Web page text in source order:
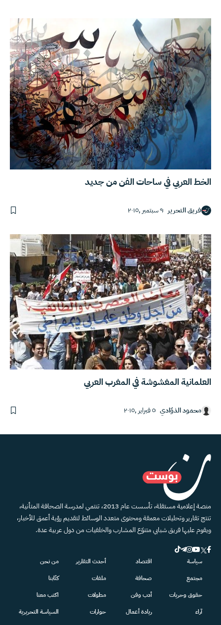
الخط العربي في ساحات الفن من جديد
فريق التحرير ٩ سبتمبر ,٢٠١٥
العلمانية المغشوشة في المغرب العربي
محمود الذوّادي ٥ فبراير ,٢٠١٥
منصة إعلامية مستقلة، تأسست عام 2013، تنتمي لمدرسة الصحافة المتأنية،
تنتج تقارير وتحليلات معمقة ومحتوى متعدد الوسائط لتقديم رؤية أعمق للأخبار،
ويقوم عليها فريق شبابي متنوّع المشارب والخلفيات من دول عربية عدة.
سياسة
مجتمع
حقوق وحريات
آراء
اقتصاد
صحافة
أدب وفن
ريادة أعمال
أحدث التقارير
ملفات
مطولات
حوارات
من نحن
كتّابنا
اكتب معنا
السياسة التحريرية